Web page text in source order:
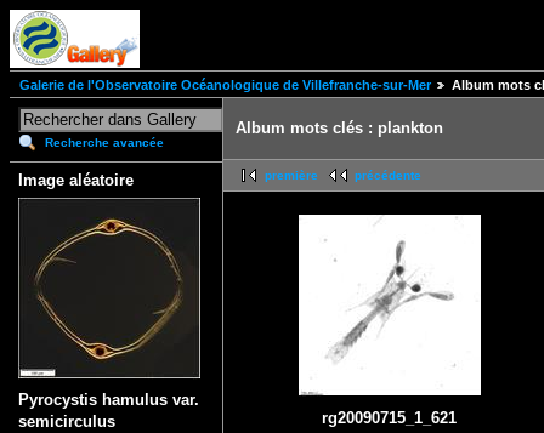
Galerie de l'Observatoire Océanologique de Villefranche-sur-Mer Album mots
Recherche avancée
Image aléatoire
Pyrocystis hamulus var.
semicirculus
Album mots clés : plankton
première précédente
rg20090715_1_621